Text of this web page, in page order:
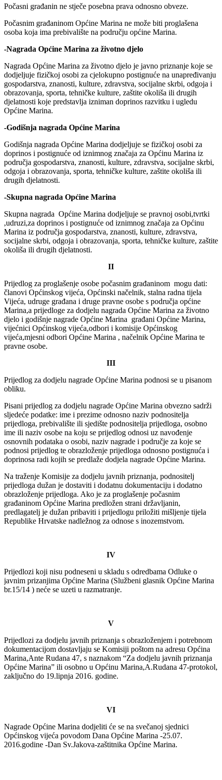
Počasni građanin ne stječe posebna prava odnosno obveze.
Počasnim građaninom Općine Marina ne može biti proglašena
osoba koja ima prebivalište na području općine Marina.
-Nagrada Općine Marina za životno djelo
Nagrada Općine Marina za životno djelo je javno priznanje koje se
dodjeljuje fizičkoj osobi za cjelokupno postignuće na unapređivanju
gospodarstva, znanosti, kulture, zdravstva, socijalne skrbi, odgoja i
obrazovanja, sporta, tehničke kulture, zaštite okoliša ili drugih
djelatnosti koje predstavlja izniman doprinos razvitku i ugledu
Općine Marina.
-Godišnja nagrada Općine Marina
Godišnja nagrada Općine Marina dodjeljuje se fizičkoj osobi za
doprinos i postignuće od iznimnog značaja za Općinu Marina iz
područja gospodarstva, znanosti, kulture, zdravstva, socijalne skrbi,
odgoja i obrazovanja, sporta, tehničke kulture, zaštite okoliša ili
drugih djelatnosti.
-Skupna nagrada Općine Marina
Skupna nagrada Općine Marina dodjeljuje se pravnoj osobi,tvrtki
,udruzi,za doprinos i postignuće od iznimnog značaja za Općinu
Marina iz područja gospodarstva, znanosti, kulture, zdravstva,
socijalne skrbi, odgoja i obrazovanja, sporta, tehničke kulture, zaštite
okoliša ili drugih djelatnosti.
II
Prijedlog za proglašenje osobe počasnim građaninom mogu dati:
članovi Općinskog vijeća, Općinski načelnik, stalna radna tijela
Vijeća, udruge građana i druge pravne osobe s područja općine
Marina,a prijedloge za dodjelu nagrada Općine Marina za životno
djelo i godišnje nagrade Općine Marina građani Općine Marina,
vijećnici Općinskog vijeća,odbori i komisije Općinskog
vijeća,mjesni odbori Općine Marina , načelnik Općine Marina te
pravne osobe.
III
Prijedlog za dodjelu nagrade Općine Marina podnosi se u pisanom
obliku.
Pisani prijedlog za dodjelu nagrade Općine Marina obvezno sadrži
sljedeće podatke: ime i prezime odnosno naziv podnositelja
prijedloga, prebivalište ili sjedište podnositelja prijedloga, osobno
ime ili naziv osobe na koju se prijedlog odnosi uz navođenje
osnovnih podataka o osobi, naziv nagrade i područje za koje se
podnosi prijedlog te obrazloženje prijedloga odnosno postignuća i
doprinosa radi kojih se predlaže dodjela nagrade Općine Marina.
Na traženje Komisije za dodjelu javnih priznanja, podnositelj
prijedloga dužan je dostaviti i dodatnu dokumentaciju i dodatno
obrazloženje prijedloga. Ako je za proglašenje počasnim
građaninom Općine Marina predložen strani državljanin,
predlagatelj je dužan pribaviti i prijedlogu priložiti mišljenje tijela
Republike Hrvatske nadležnog za odnose s inozemstvom.
IV
Prijedlozi koji nisu podneseni u skladu s odredbama Odluke o
javnim prizanjima Općine Marina (Službeni glasnik Općine Marina
br.15/14 ) neće se uzeti u razmatranje.
V
Prijedlozi za dodjelu javnih priznanja s obrazloženjem i potrebnom
dokumentacijom dostavljaju se Komisiji poštom na adresu Općina
Marina,Ante Rudana 47, s naznakom “Za dodjelu javnih priznanja
Općine Marina” ili osobno u Općinu Marina,A.Rudana 47-protokol,
zaključno do 19.lipnja 2016. godine.
VI
Nagrade Općine Marina dodjeliti će se na svečanoj sjednici
Općinskog vijeća povodom Dana Općine Marina -25.07.
2016.godine -Dan Sv.Jakova-zaštitnika Općine Marina.